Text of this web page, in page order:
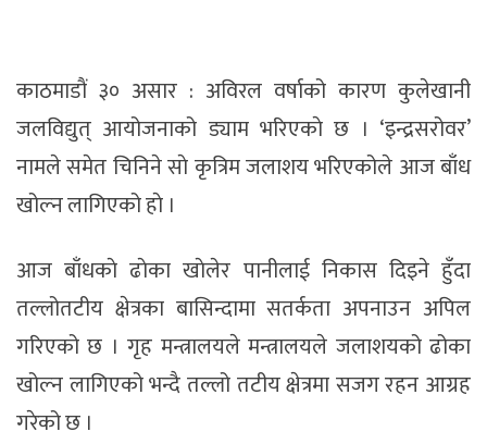
काठमाडाैं ३० असार : अविरल वर्षाको कारण कुलेखानी
जलविद्युत् आयोजनाको ड्याम भरिएकाे छ । ‘इन्द्रसरोवर’
नामले समेत चिनिने साे कृत्रिम जलाशय भरिएकोले आज बाँध
खोल्न लागिएको हाे ।
आज बाँधकाे ढाेका खाेलेर पानीलाई निकास दिइने हुँदा
तल्लोतटीय क्षेत्रका बासिन्दामा सतर्कता अपनाउन अपिल
गरिएको छ । गृह मन्त्रालयले मन्त्रालयले जलाशयको ढोका
खोल्न लागिएको भन्दै तल्लो तटीय क्षेत्रमा सजग रहन आग्रह
गरेको छ ।